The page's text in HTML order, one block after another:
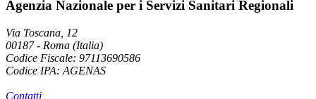
Agenzia Nazionale per i Servizi Sanitari Regionali
Via Toscana, 12
00187- Roma (Italia)
Codice Fiscale: 97113690586
Codice IPA: AGENAS
Contatti